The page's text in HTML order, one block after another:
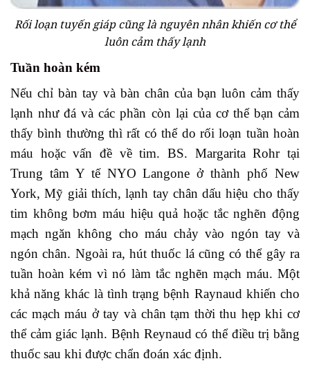
Rối loạn tuyến giáp cũng là nguyên nhân khiến cơ thể
luôn cảm thấy lạnh
Tuần hoàn kém
Nếu chỉ bàn tay và bàn chân của bạn luôn cảm thấy
lạnh như đá và các phần còn lại của cơ thể bạn cảm
thấy bình thường thì rất có thể do rối loạn tuần hoàn
máu hoặc vấn đề về tim. BS. Margarita Rohr tại
Trung tâm Y tế NYO Langone ở thành phố New
York, Mỹ giải thích, lạnh tay chân dấu hiệu cho thấy
tim không bơm máu hiệu quả hoặc tắc nghẽn động
mạch ngăn không cho máu chảy vào ngón tay và
ngón chân. Ngoài ra, hút thuốc lá cũng có thể gây ra
tuần hoàn kém vì nó làm tắc nghẽn mạch máu. Một
khả năng khác là tình trạng bệnh Raynaud khiến cho
các mạch máu ở tay và chân tạm thời thu hẹp khi cơ
thể cảm giác lạnh. Bệnh Reynaud có thể điều trị bằng
thuốc sau khi được chẩn đoán xác định.